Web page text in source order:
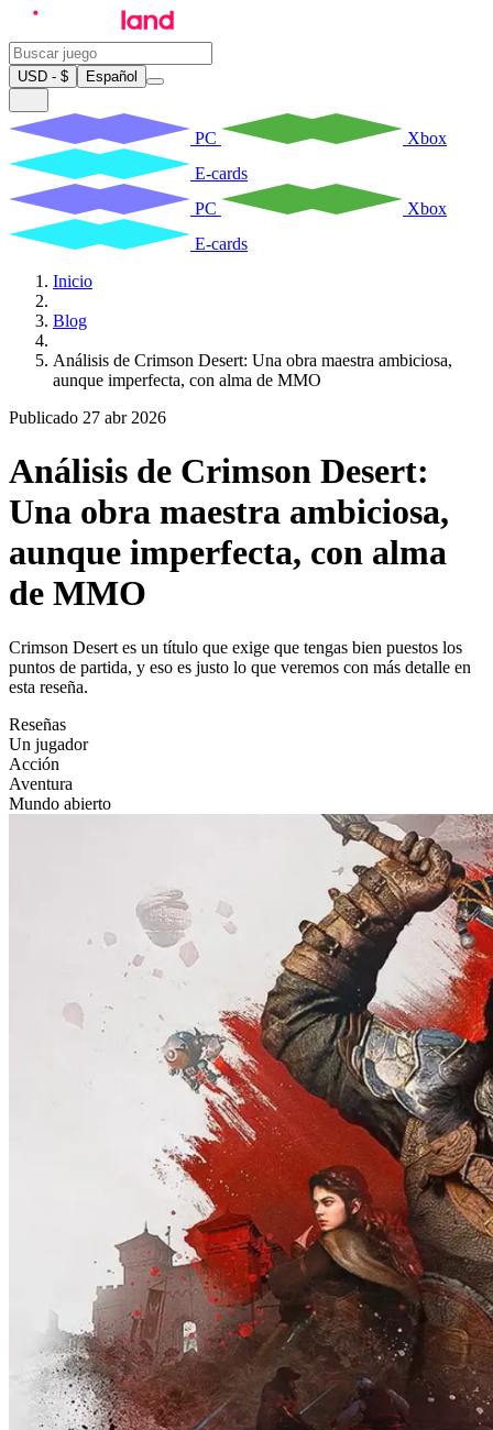
USD - $ Español
PC
Xbox
E-cards
PC
Xbox
E-cards
Inicio
Blog
Análisis de Crimson Desert: Una obra maestra ambiciosa,
aunque imperfecta, con alma de MMO
Publicado 27 abr 2026
Análisis de Crimson Desert:
Una obra maestra ambiciosa,
aunque imperfecta, con alma
de MMO
Crimson Desert es un título que exige que tengas bien puestos los
puntos de partida, y eso es justo lo que veremos con más detalle en
esta reseña.
Reseñas
Un jugador
Acción
Aventura
Mundo abierto